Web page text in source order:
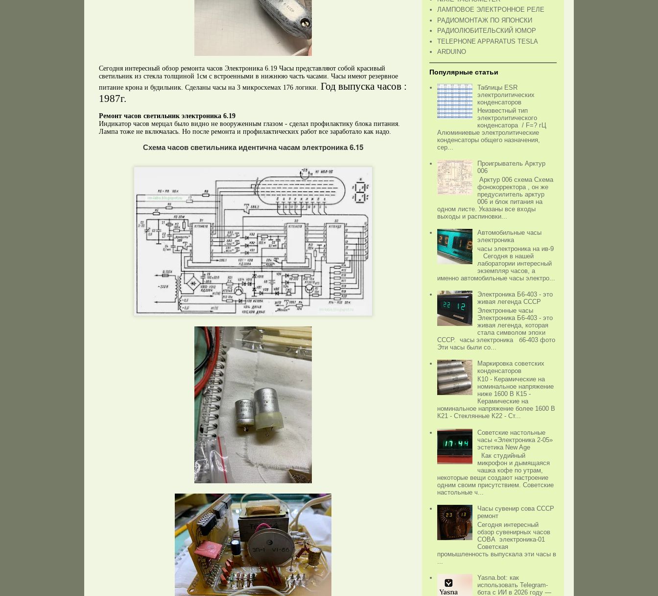
Сегодня интересный обзор ремонта часов Электроника 6.19 Часы представляют собой красивый
светильник из стекла толщиной 1см с встроенными в нижнюю часть часами. Часы имеют резервное
питание крона и будильник. Сделаны часы на 3 микросхемах 176 логики. Год выпуска часов :
1987г.
Ремонт часов светильник электроника 6.19
Индикатор часов мерцал было видно не вооруженным глазом - сделал профилактику блока питания.
Лампа тоже не включалась. Но после ремонта и профилактических работ все заработало как надо.
Схема часов светильника идентична часам электроника 6.15
ЛАМПОВОЕ ЭЛЕКТРОННОЕ РЕЛЕ
РАДИОМОНТАЖ ПО ЯПОНСКИ
РАДИОЛЮБИТЕЛЬСКИЙ ЮМОР
TELEPHONE APPARATUS TESLA
ARDUINO
Популярные статьи
Таблицы ESR
электролитических
конденсаторов
Неизвестный тип
электролитического
конденсатора / F=? гЦ
Алюминиевые электролитические
конденсаторы общего назначения,
сер...
Проигрыватель Арктур
006
Арктур 006 схема Схема
фонокорректора , он же
предусилитель арктур
006 и блок питания на
одном листе. Указаны все входы
выходы и распиновки...
Автомобильные часы
электроника
часы электроника на ив-9
Сегодня в нашей
лаборатории интересный
экземпляр часов, а
именно автомобильные часы электро...
Электроника Б6-403 - это
живая легенда СССР
Электронные часы
Электроника Б6-403 - это
живая легенда, которая
стала символом эпохи
СССР. часы электроника б6-403 фото
Эти часы были со...
Маркировка советских
конденсаторов
К10 - Керамические на
номинальное напряжение
ниже 1600 В К15 -
Керамические на
номинальное напряжение более 1600 В
К21 - Стеклянные К22 - Ст...
Советские настольные
часы «Электроника 2-05»
эстетика New Age
Как студийный
микрофон и дымящаяся
чашка кофе по утрам,
некоторые вещи создают настроение
одним своим присутствием. Советские
настольные ч...
Часы сувенир сова СССР
ремонт
Сегодня интересный
обзор сувенирных часов
СОВА электроника-01
Советская
промышленность выпускала эти часы в
Yasna.bot: как
использовать Telegram-
бота с ИИ в 2026 году —